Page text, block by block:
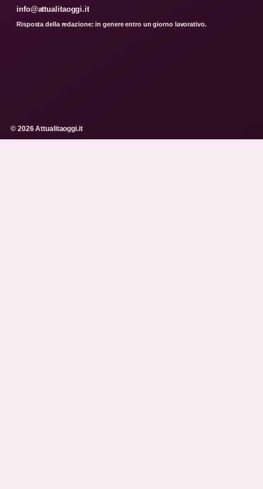
info@attualitaoggi.it
Risposta della redazione: in genere entro un giorno lavorativo.
© 2026 Attualitaoggi.it